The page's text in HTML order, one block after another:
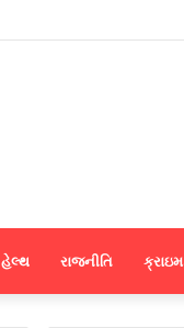
હેલ્થ રાજનીતિ ક્રાઇમ